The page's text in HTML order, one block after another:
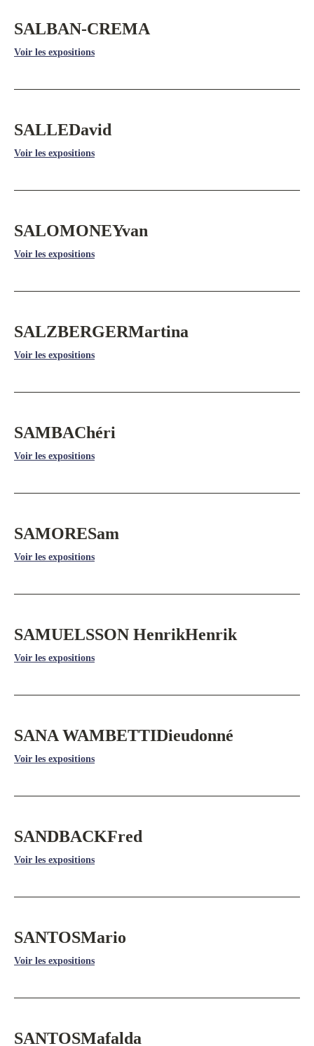
SALBAN-CREMA
Voir les expositions
SALLEDavid
Voir les expositions
SALOMONEYvan
Voir les expositions
SALZBERGERMartina
Voir les expositions
SAMBAChéri
Voir les expositions
SAMORESam
Voir les expositions
SAMUELSSON HenrikHenrik
Voir les expositions
SANA WAMBETTIDieudonné
Voir les expositions
SANDBACKFred
Voir les expositions
SANTOSMario
Voir les expositions
SANTOSMafalda